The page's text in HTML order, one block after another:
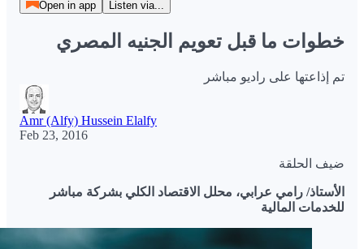
Open in app Listen via...
خطوات ما قبل تعويم الجنيه المصري
تم إذاعتها على راديو مباشر
Amr (Alfy) Hussein Elalfy
Feb 23, 2016
ضيف الحلقة
الأستاذ/ رامي عرابي، محلل الاقتصاد الكلي بشركة مباشر
للخدمات المالية